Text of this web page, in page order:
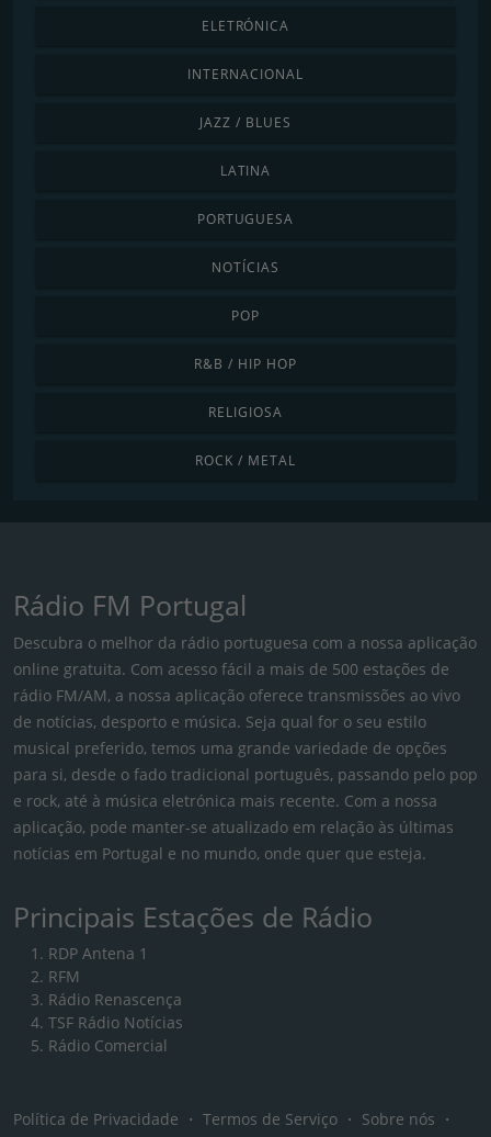
ELETRÓNICA
INTERNACIONAL
JAZZ / BLUES
LATINA
PORTUGUESA
NOTÍCIAS
POP
R&B / HIP HOP
RELIGIOSA
ROCK / METAL
Rádio FM Portugal
Descubra o melhor da rádio portuguesa com a nossa aplicação
online gratuita. Com acesso fácil a mais de 500 estações de
rádio FM/AM, a nossa aplicação oferece transmissões ao vivo
de notícias, desporto e música. Seja qual for o seu estilo
musical preferido, temos uma grande variedade de opções
para si, desde o fado tradicional português, passando pelo pop
e rock, até à música eletrónica mais recente. Com a nossa
aplicação, pode manter-se atualizado em relação às últimas
notícias em Portugal e no mundo, onde quer que esteja.
Principais Estações de Rádio
RDP Antena 1
RFM
Rádio Renascença
TSF Rádio Notícias
Rádio Comercial
Política de Privacidade ・ Termos de Serviço ・ Sobre nós ・